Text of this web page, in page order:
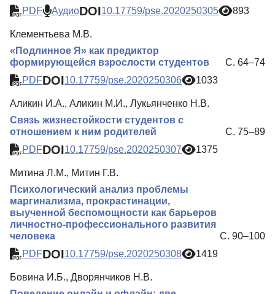
PDF
АудиоDOI10.17759/pse.2020250305 893
Клементьева М.В.
«Подлинное Я» как предиктор
формирующейся взрослости студентов
С. 64–74
PDFDOI10.17759/pse.2020250306 1033
Аликин И.А., Аликин М.И., Лукьянченко Н.В.
Связь жизнестойкости студентов с
отношением к ним родителей
С. 75–89
PDFDOI10.17759/pse.2020250307 1375
Митина Л.М., Митин Г.В.
Психологический анализ проблемы
маргинализма, прокрастинации,
выученной беспомощности как барьеров
личностно-профессионального развития
человека
С. 90–100
PDFDOI10.17759/pse.2020250308 1419
Бовина И.Б., Дворянчиков Н.В.